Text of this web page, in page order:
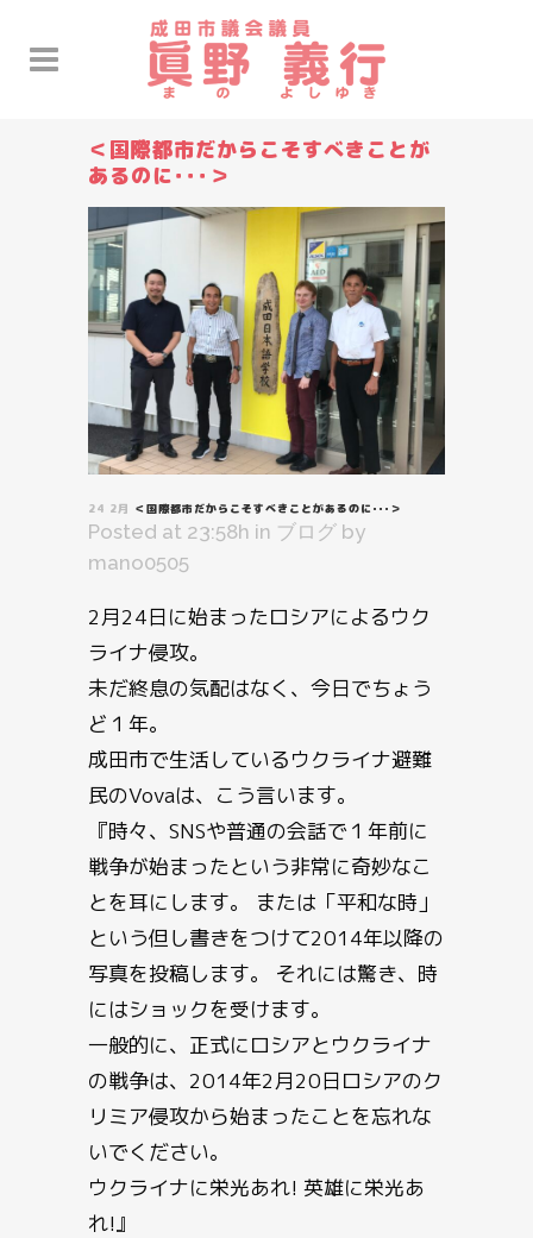
＜国際都市だからこそすべきことが
あるのに･･･＞
24 2月 ＜国際都市だからこそすべきことがあるのに･･･＞
Posted at 23:58h in ブログ by
mano0505
2月24日に始まったロシアによるウク
ライナ侵攻。
未だ終息の気配はなく、今日でちょう
ど１年。
成田市で生活しているウクライナ避難
民のVovaは、こう言います。
『時々、SNSや普通の会話で１年前に
戦争が始まったという非常に奇妙なこ
とを耳にします。 または「平和な時」
という但し書きをつけて2014年以降の
写真を投稿します。 それには驚き、時
にはショックを受けます。
一般的に、正式にロシアとウクライナ
の戦争は、2014年2月20日ロシアのク
リミア侵攻から始まったことを忘れな
いでください。
ウクライナに栄光あれ! 英雄に栄光あ
れ!』